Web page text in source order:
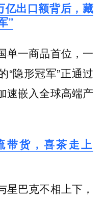
亿出口额背后，藏
”
单一商品首位，一
“隐形冠军”正通过
速嵌入全球高端产
带货，喜茶走上
巴克不相上下，